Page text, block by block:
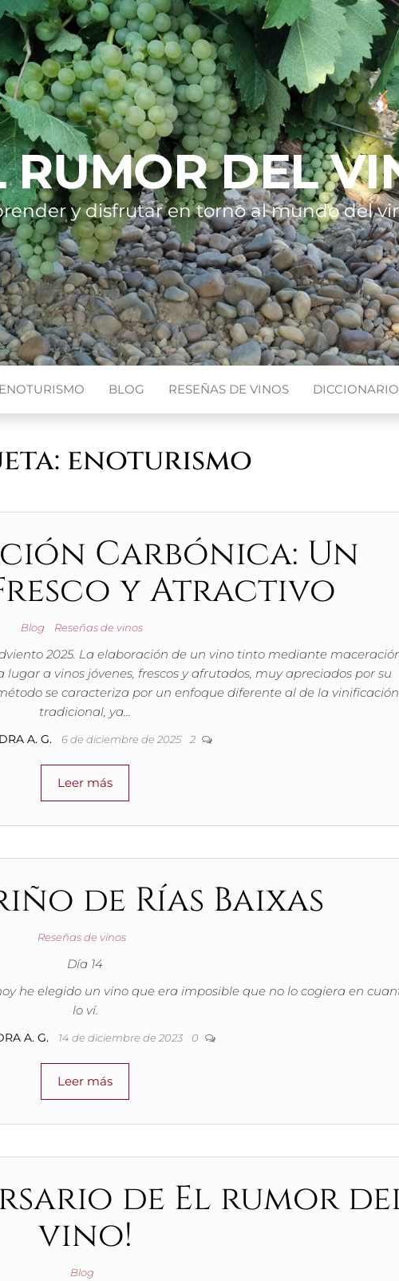
RUMOR DEL
y disfrutar en torno al mundo del
ENOTURISMO BLOG RESEÑAS DE VINOS
enoturismo
Carbónica: Un
y Atractivo
Blog Reseñas de vinos
2025. La elaboración de un vino tinto mediante
a vinos jóvenes, frescos y afrutados, muy apreciados por su
se caracteriza por un enfoque diferente al de la vinificación
tradicional, ya…
A. G. 6 de diciembre de 2025 2
Leer más
de Rías Baixas
Reseñas de vinos
Día 14
he elegido un vino que era imposible que no lo cogiera en
lo ví.
A. G. 14 de diciembre de 2023 0
Leer más
de El rumor
vino!
Blog